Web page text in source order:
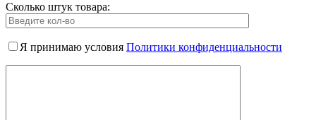
Сколько штук товара:
Я принимаю условия Политики конфиденциальности